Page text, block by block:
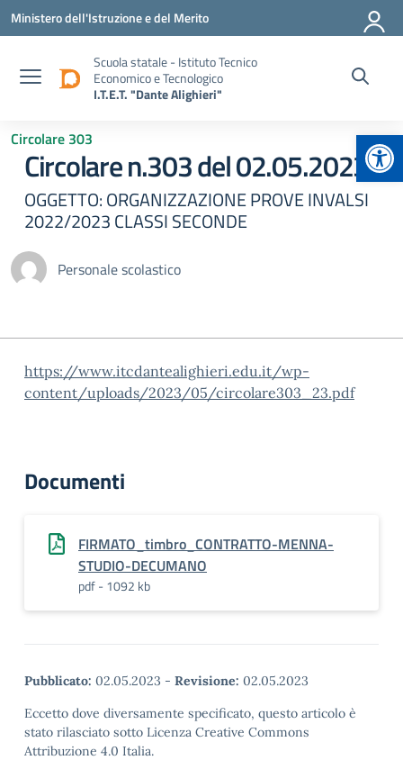
Vai ai contenuti
Vai al menu di navigazione
Vai al footer
Ministero dell'Istruzione e del Merito
Scuola statale - Istituto Tecnico
Economico e Tecnologico
I.T.E.T. "Dante Alighieri"
Circolare 303
Circolare n.303 del 02.05.2023
OGGETTO: ORGANIZZAZIONE PROVE INVALSI
2022/2023 CLASSI SECONDE
Personale scolastico
https://www.itcdantealighieri.edu.it/wp-
content/uploads/2023/05/circolare303_23.pdf
Documenti
FIRMATO_timbro_CONTRATTO-MENNA-
STUDIO-DECUMANO
pdf - 1092 kb
Pubblicato: 02.05.2023 - Revisione: 02.05.2023
Eccetto dove diversamente specificato, questo articolo è
stato rilasciato sotto Licenza Creative Commons
Attribuzione 4.0 Italia.